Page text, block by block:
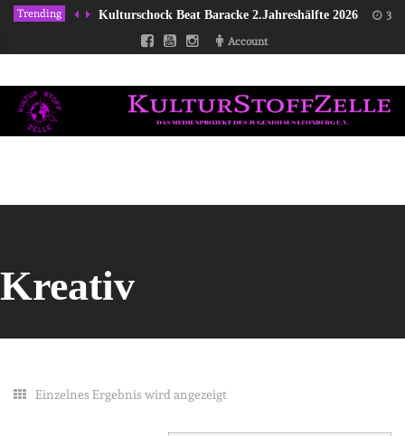
Trending Kulturschock Beat Baracke 2.Jahreshälfte 2026 31/
Account
Kreativ
Einzelnes Ergebnis wird angezeigt